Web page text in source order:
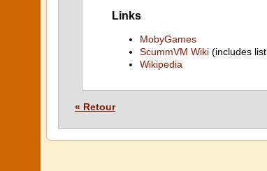
Links
MobyGames
ScummVM Wiki (includes
Wikipedia
« Retour